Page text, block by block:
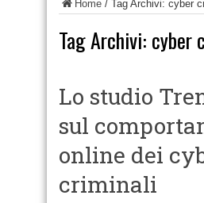
Home / Tag Archivi: cyber
Tag Archivi: cyber
Lo studio
sul
online dei
criminali